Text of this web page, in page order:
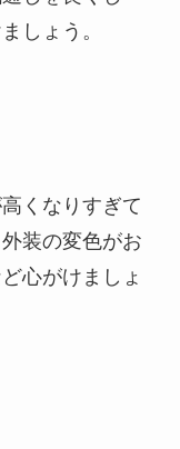
しょう。
くなりすぎて
装の変色がお
心がけましょ